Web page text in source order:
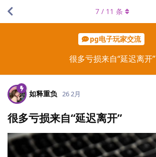
pg电子玩家交流
很多亏损来自“延迟离开”
7 / 11 条
如释重负 26 2月
很多亏损来自“延迟离开”